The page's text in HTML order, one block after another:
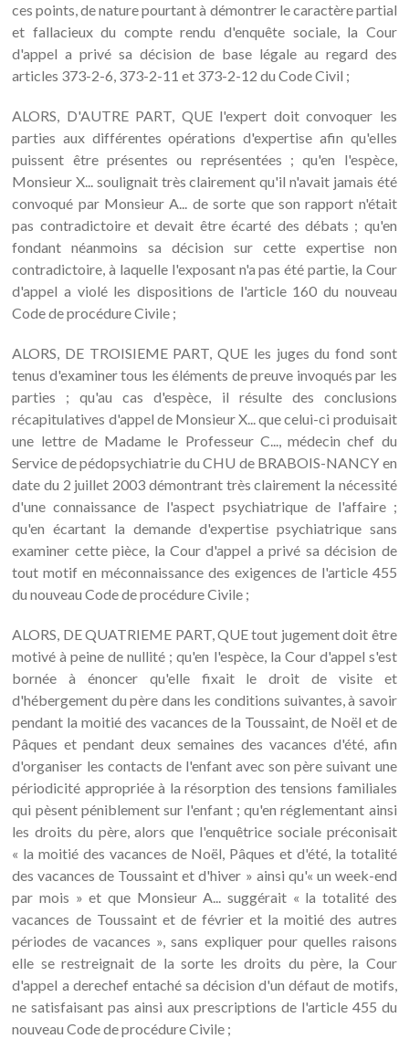
ces points, de nature pourtant à démontrer le caractère partial
et fallacieux du compte rendu d'enquête sociale, la Cour
d'appel a privé sa décision de base légale au regard des
articles 373-2-6, 373-2-11 et 373-2-12 du Code Civil ;
ALORS, D'AUTRE PART, QUE l'expert doit convoquer les
parties aux différentes opérations d'expertise afin qu'elles
puissent être présentes ou représentées ; qu'en l'espèce,
Monsieur X... soulignait très clairement qu'il n'avait jamais été
convoqué par Monsieur A... de sorte que son rapport n'était
pas contradictoire et devait être écarté des débats ; qu'en
fondant néanmoins sa décision sur cette expertise non
contradictoire, à laquelle l'exposant n'a pas été partie, la Cour
d'appel a violé les dispositions de l'article 160 du nouveau
Code de procédure Civile ;
ALORS, DE TROISIEME PART, QUE les juges du fond sont
tenus d'examiner tous les éléments de preuve invoqués par les
parties ; qu'au cas d'espèce, il résulte des conclusions
récapitulatives d'appel de Monsieur X... que celui-ci produisait
une lettre de Madame le Professeur C..., médecin chef du
Service de pédopsychiatrie du CHU de BRABOIS-NANCY en
date du 2 juillet 2003 démontrant très clairement la nécessité
d'une connaissance de l'aspect psychiatrique de l'affaire ;
qu'en écartant la demande d'expertise psychiatrique sans
examiner cette pièce, la Cour d'appel a privé sa décision de
tout motif en méconnaissance des exigences de l'article 455
du nouveau Code de procédure Civile ;
ALORS, DE QUATRIEME PART, QUE tout jugement doit être
motivé à peine de nullité ; qu'en l'espèce, la Cour d'appel s'est
bornée à énoncer qu'elle fixait le droit de visite et
d'hébergement du père dans les conditions suivantes, à savoir
pendant la moitié des vacances de la Toussaint, de Noël et de
Pâques et pendant deux semaines des vacances d'été, afin
d'organiser les contacts de l'enfant avec son père suivant une
périodicité appropriée à la résorption des tensions familiales
qui pèsent péniblement sur l'enfant ; qu'en réglementant ainsi
les droits du père, alors que l'enquêtrice sociale préconisait
« la moitié des vacances de Noël, Pâques et d'été, la totalité
des vacances de Toussaint et d'hiver » ainsi qu'« un week-end
par mois » et que Monsieur A... suggérait « la totalité des
vacances de Toussaint et de février et la moitié des autres
périodes de vacances », sans expliquer pour quelles raisons
elle se restreignait de la sorte les droits du père, la Cour
d'appel a derechef entaché sa décision d'un défaut de motifs,
ne satisfaisant pas ainsi aux prescriptions de l'article 455 du
nouveau Code de procédure Civile ;